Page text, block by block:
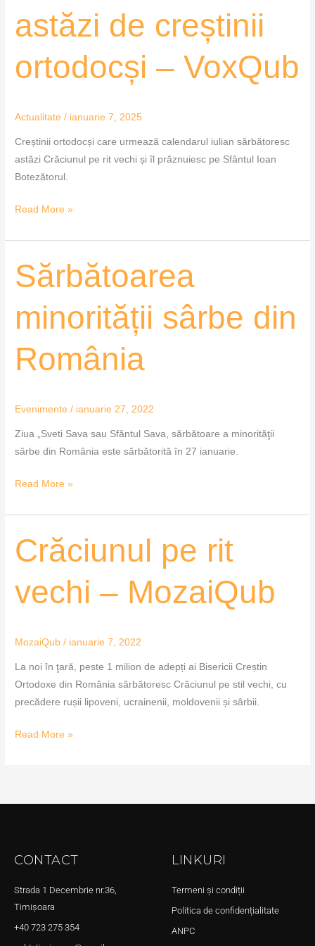
astăzi de creștinii
ortodocși – VoxQub
Actualitate / ianuarie 7, 2025
Creștinii ortodocși care urmează calendarul iulian sărbătoresc
astăzi Crăciunul pe rit vechi și îl prăznuiesc pe Sfântul Ioan
Botezătorul.
Read More »
Sărbătoarea
minorității sârbe din
România
Evenimente / ianuarie 27, 2022
Ziua „Sveti Sava sau Sfântul Sava, sărbătoare a minorităţii
sârbe din România este sărbătorită în 27 ianuarie.
Sărbătoarea
minorității
din
Read More »
Crăciunul pe rit
vechi – MozaiQub
MozaiQub / ianuarie 7, 2022
La noi în ţară, peste 1 milion de adepți ai Bisericii Creștin
Ortodoxe din România sărbătoresc Crăciunul pe stil vechi, cu
precădere rușii lipoveni, ucrainenii, moldovenii și sârbii.
Crăciunul
pe
vechi
Read More »
CONTACT
Strada 1 Decembrie nr.36,
Timișoara
+40 723 275 354
LINKURI
Termeni și condiții
Politica de confidențialitate
ANPC